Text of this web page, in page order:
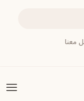
معنا